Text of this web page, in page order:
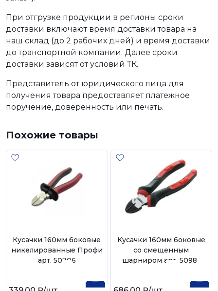
При отгрузке продукции в регионы сроки
доставки включают время доставки товара на
наш склад (до 2 рабочих дней) и время доставки
до транспортной компании. Далее сроки
доставки зависят от условий ТК.
Представитель от юридического лица для
получения товара предоставляет платежное
поручение, доверенность или печать.
Похожие товары
Кусачки 160мм боковые
никелированные Профи
арт. 50706
Кусачки 160мм боковые
со смещенным
шарниром арт. 50981